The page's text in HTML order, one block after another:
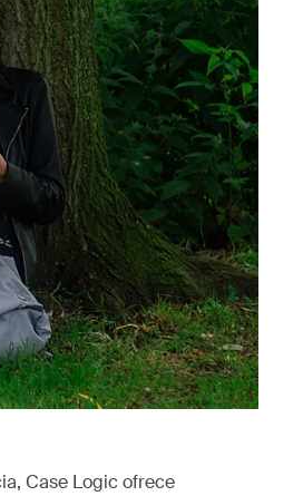
Case Logic ofrece